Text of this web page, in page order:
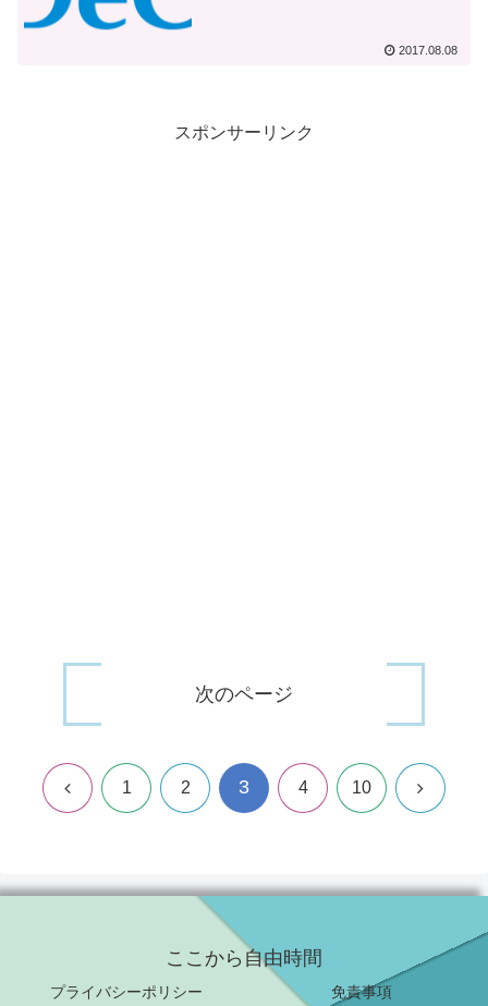
2017.08.08
スポンサーリンク
次のページ
前 1 2 3 4 10 次
ここから自由時間
プライバシーポリシー 免責事項